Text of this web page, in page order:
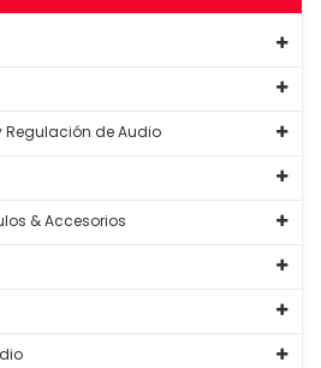
Regulación de Audio
& Accesorios